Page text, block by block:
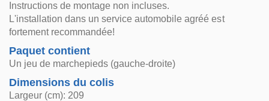
Instructions de montage non incluses.
L'installation dans un service automobile agréé est
fortement recommandée!
Paquet contient
Un jeu de marchepieds (gauche-droite)
Dimensions du colis
Largeur (cm): 209